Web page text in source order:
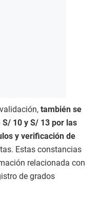
también se
10 y S/ 13 por las
y verificación de
Estas constancias
relacionada con
de grados